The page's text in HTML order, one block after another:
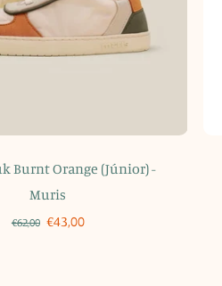
Burnt Orange (Júnior) -
Muris
€62,00 €43,00